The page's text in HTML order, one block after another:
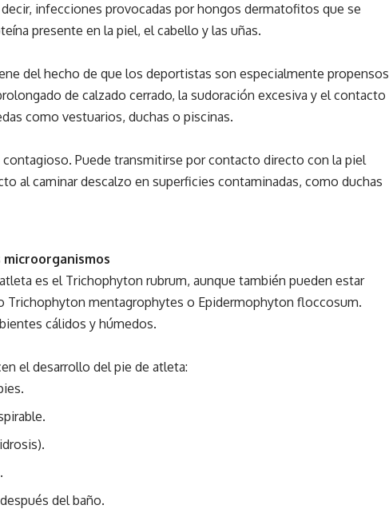
infecciones provocadas por hongos dermatofitos que se
presente en la piel, el cabello y las uñas.
del hecho de que los deportistas son especialmente propensos
de calzado cerrado, la sudoración excesiva y el contacto
como vestuarios, duchas o piscinas.
Puede transmitirse por contacto directo con la piel
al caminar descalzo en superficies contaminadas, como duchas
es el Trichophyton rubrum, aunque también pueden estar
Trichophyton mentagrophytes o Epidermophyton floccosum.
cálidos y húmedos.
el desarrollo del pie de atleta:
del baño.